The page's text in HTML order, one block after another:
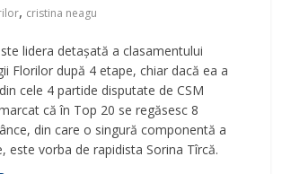
, cristina neagu
lidera detașată a clasamentului
Florilor după 4 etape, chiar dacă ea a
cele 4 partide disputate de CSM
că în Top 20 se regăsesc 8
din care o singură componentă a
este vorba de rapidista Sorina Tîrcă.